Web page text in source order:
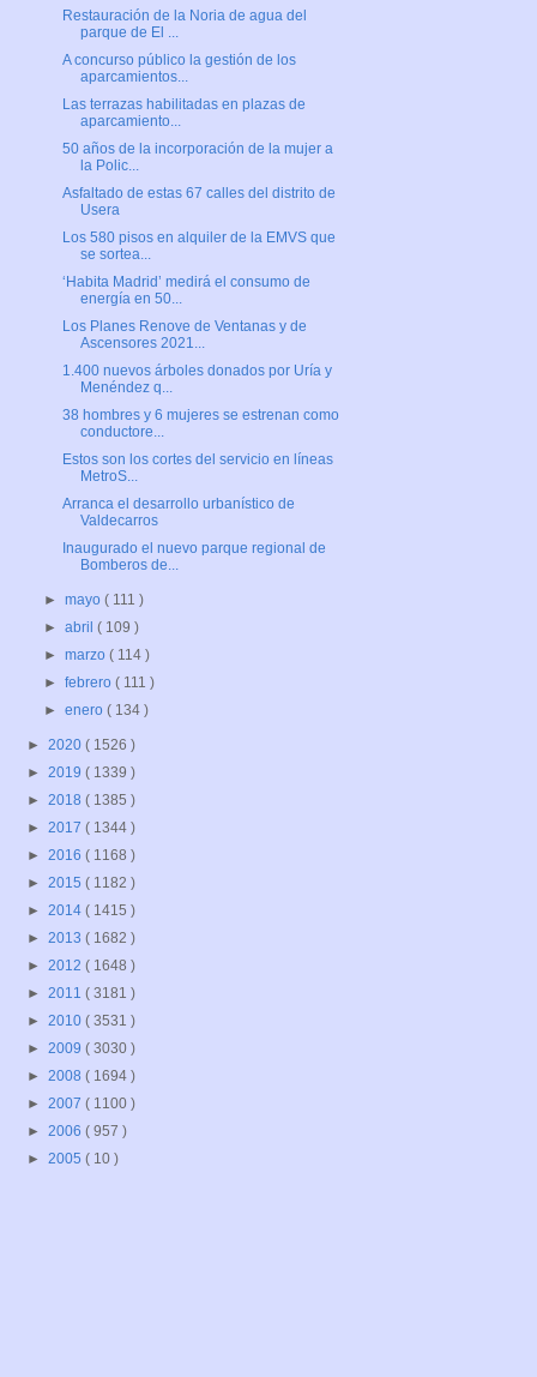
Restauración de la Noria de agua del
parque de El ...
A concurso público la gestión de los
aparcamientos...
Las terrazas habilitadas en plazas de
aparcamiento...
50 años de la incorporación de la mujer a
la Polic...
Asfaltado de estas 67 calles del distrito de
Usera
Los 580 pisos en alquiler de la EMVS que
se sortea...
‘Habita Madrid’ medirá el consumo de
energía en 50...
Los Planes Renove de Ventanas y de
Ascensores 2021...
1.400 nuevos árboles donados por Uría y
Menéndez q...
38 hombres y 6 mujeres se estrenan como
conductore...
Estos son los cortes del servicio en líneas
MetroS...
Arranca el desarrollo urbanístico de
Valdecarros
Inaugurado el nuevo parque regional de
Bomberos de...
►mayo( 111 )
►abril( 109 )
►marzo( 114 )
►febrero( 111 )
►enero( 134 )
► 2020 ( 1526 )
► 2019 ( 1339 )
► 2018 ( 1385 )
► 2017 ( 1344 )
► 2016 ( 1168 )
► 2015 ( 1182 )
► 2014 ( 1415 )
► 2013 ( 1682 )
► 2012 ( 1648 )
► 2011 ( 3181 )
► 2010 ( 3531 )
► 2009 ( 3030 )
► 2008 ( 1694 )
► 2007 ( 1100 )
► 2006 ( 957 )
► 2005 ( 10 )